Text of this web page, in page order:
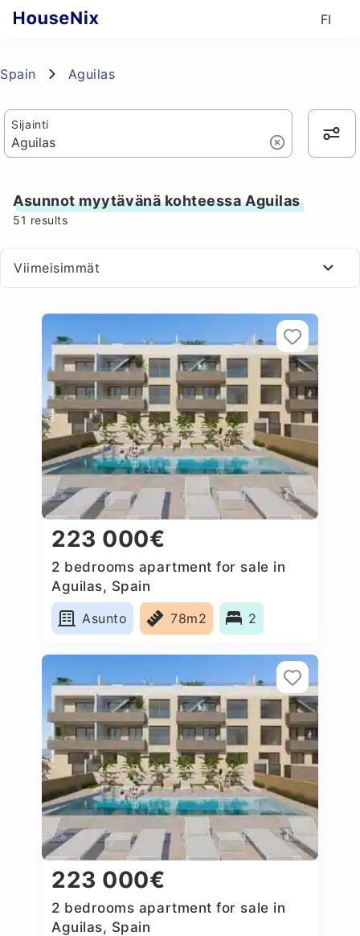
FI
Spain Aguilas
Sijainti
Asunnot myytävänä kohteessa Aguilas
51 results
Viimeisimmät
223 000€
2 bedrooms apartment for sale in
Aguilas, Spain
Asunto
78m2 2
223 000€
2 bedrooms apartment for sale in
Aguilas, Spain